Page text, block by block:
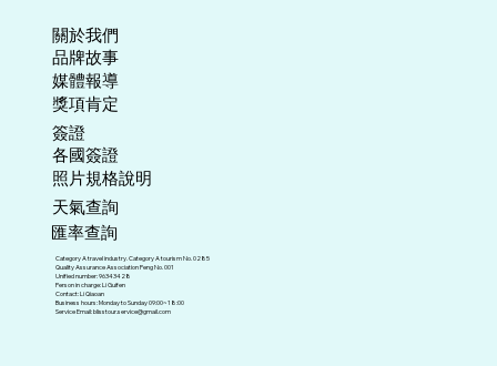
關於我們
​品牌故事
媒體報導
​獎項肯定
​簽證
各國簽證
照片規格說明
天氣查詢
匯率查詢
Category A travel industry. Category A tourism No. 0285
Quality Assurance Association Peng No. 001
Unified number: 96343428
Person in charge: Li Guifen
Contact: Li Qiaoan
Business hours: Monday to Sunday 09:00~18:00
Service Email:blisstour.service@gmail.com